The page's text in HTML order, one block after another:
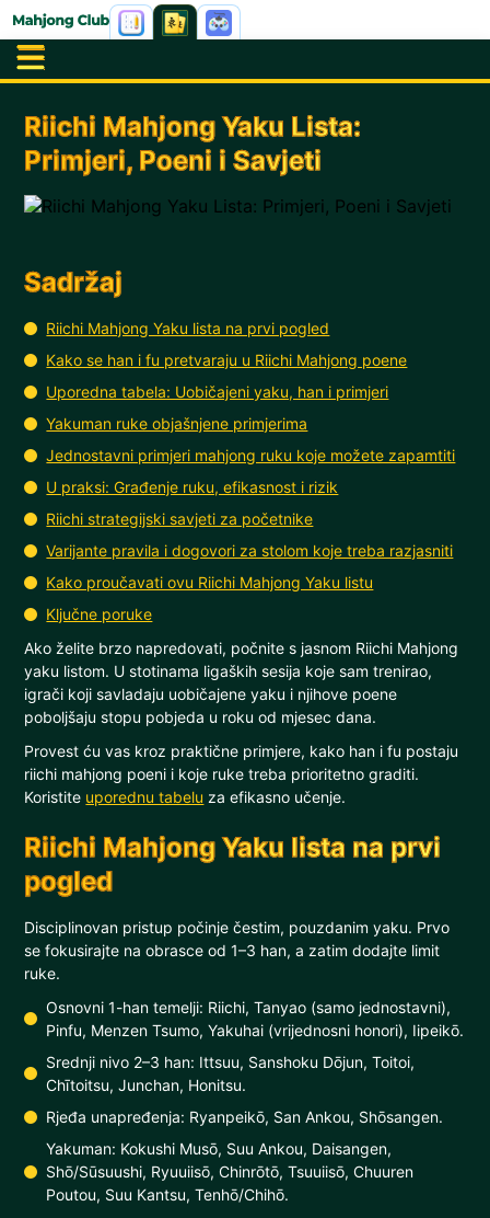
Riichi Mahjong Yaku Lista:
Primjeri, Poeni i Savjeti
Sadržaj
Riichi Mahjong Yaku lista na prvi pogled
Kako se han i fu pretvaraju u Riichi Mahjong poene
Uporedna tabela: Uobičajeni yaku, han i primjeri
Yakuman ruke objašnjene primjerima
Jednostavni primjeri mahjong ruku koje možete zapamtiti
U praksi: Građenje ruku, efikasnost i rizik
Riichi strategijski savjeti za početnike
Varijante pravila i dogovori za stolom koje treba razjasniti
Kako proučavati ovu Riichi Mahjong Yaku listu
Ključne poruke
Ako želite brzo napredovati, počnite s jasnom Riichi Mahjong
yaku listom. U stotinama ligaških sesija koje sam trenirao,
igrači koji savladaju uobičajene yaku i njihove poene
poboljšaju stopu pobjeda u roku od mjesec dana.
Provest ću vas kroz praktične primjere, kako han i fu postaju
riichi mahjong poeni i koje ruke treba prioritetno graditi.
Koristite uporednu tabelu za efikasno učenje.
Riichi Mahjong Yaku lista na prvi
pogled
Disciplinovan pristup počinje čestim, pouzdanim yaku. Prvo
se fokusirajte na obrasce od 1–3 han, a zatim dodajte limit
ruke.
Osnovni 1-han temelji: Riichi, Tanyao (samo jednostavni),
Pinfu, Menzen Tsumo, Yakuhai (vrijednosni honori), Iipeikō.
Srednji nivo 2–3 han: Ittsuu, Sanshoku Dōjun, Toitoi,
Chītoitsu, Junchan, Honitsu.
Rjeđa unapređenja: Ryanpeikō, San Ankou, Shōsangen.
Yakuman: Kokushi Musō, Suu Ankou, Daisangen,
Shō/Sūsuushi, Ryuuiisō, Chinrōtō, Tsuuiisō, Chuuren
Poutou, Suu Kantsu, Tenhō/Chihō.